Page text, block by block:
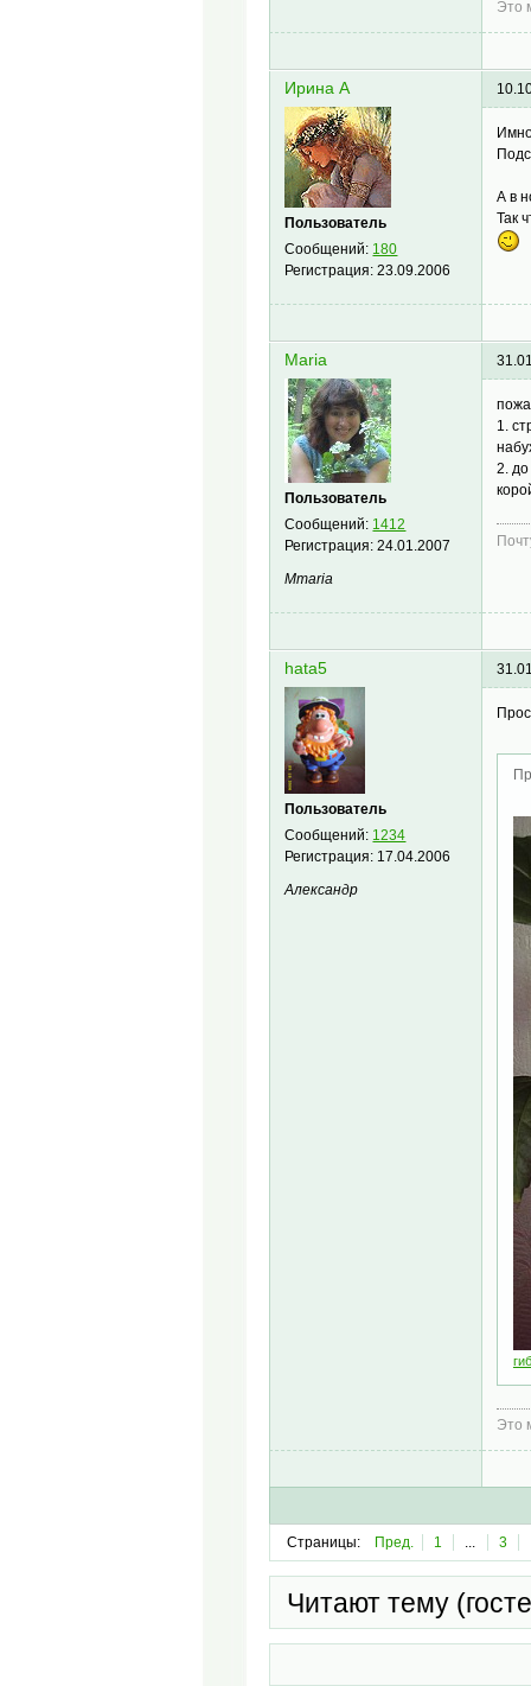
Это
Ирина А
Пользователь
Сообщений: 180
Регистрация:23.09.2006
А в
Так
Maria
Пользователь
Сообщений: 1412
Регистрация:24.01.2007
Mmaria
1.
2. до
hata5
Пользователь
Сообщений: 1234
Регистрация: 17.04.2006
Александр
Это
Страницы: Пред. 1 3
Читают тему